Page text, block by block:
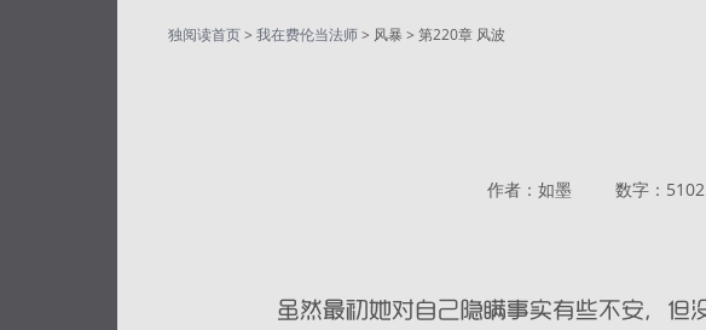
独阅读首页> 我在费伦当法师> 风暴 > 第220章 风波
作者：如墨 数字：5102